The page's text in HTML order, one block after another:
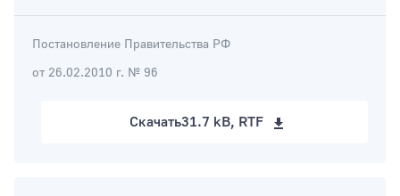
Постановление Правительства РФ
от 26.02.2010 г. № 96
Скачать31.7 kB, RTF